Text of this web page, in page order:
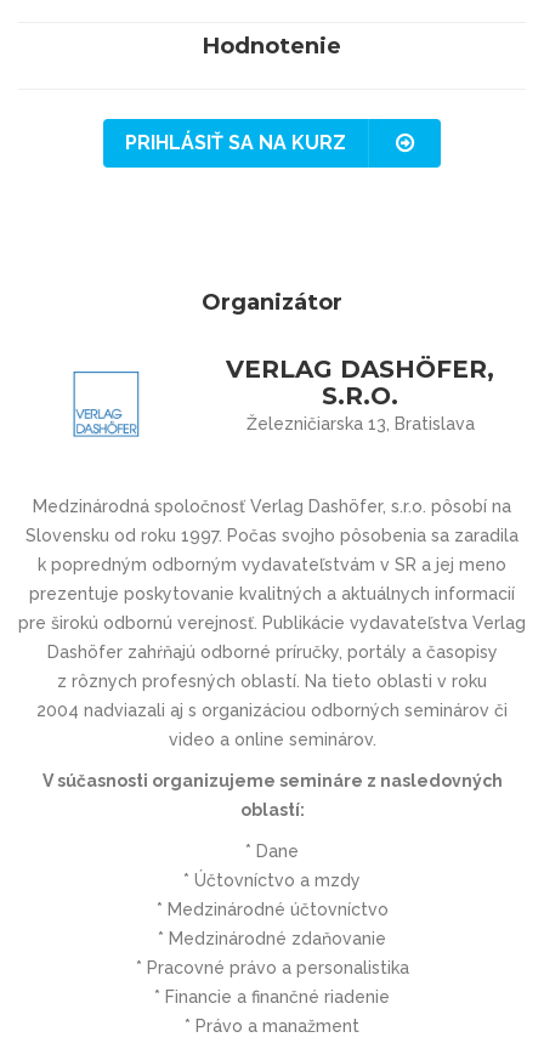
Hodnotenie
PRIHLÁSIŤ SA NA KURZ
Organizátor
VERLAG DASHÖFER,
S.R.O.
Železničiarska 13, Bratislava
Medzinárodná spoločnosť Verlag Dashöfer, s.r.o. pôsobí na
Slovensku od roku 1997. Počas svojho pôsobenia sa zaradila
k popredným odborným vydavateľstvám v SR a jej meno
prezentuje poskytovanie kvalitných a aktuálnych informacií
pre širokú odbornú verejnosť. Publikácie vydavateľstva Verlag
Dashöfer zahŕňajú odborné príručky, portály a časopisy
z rôznych profesných oblastí. Na tieto oblasti v roku
2004 nadviazali aj s organizáciou odborných seminárov či
video a online seminárov.
V súčasnosti organizujeme semináre z nasledovných
oblastí:
* Dane
* Účtovníctvo a mzdy
* Medzinárodné účtovníctvo
* Medzinárodné zdaňovanie
* Pracovné právo a personalistika
* Financie a finančné riadenie
* Právo a manažment